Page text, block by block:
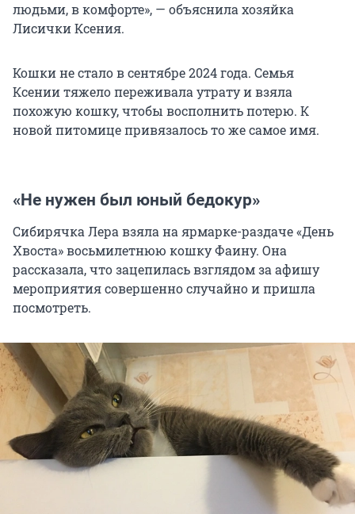
людьми, в комфорте», — объяснила хозяйка
Лисички Ксения.
Кошки не стало в сентябре 2024 года. Семья
Ксении тяжело переживала утрату и взяла
похожую кошку, чтобы восполнить потерю. К
новой питомице привязалось то же самое имя.
«Не нужен был юный бедокур»
Сибирячка Лера взяла на ярмарке-раздаче «День
Хвоста» восьмилетнюю кошку Фаину. Она
рассказала, что зацепилась взглядом за афишу
мероприятия совершенно случайно и пришла
посмотреть.